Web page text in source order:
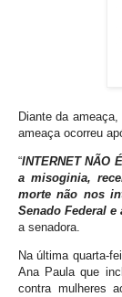
Diante da
ameaça ocorreu
“INTERNET NÃO
a misoginia,
morte não nos
Senado Federal
a senadora.
Na última quarta-
Ana Paula que
contra mulheres